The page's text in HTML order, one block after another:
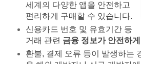
세계의 다양한 앱을 안전하고
편리하게 구매할 수 있습니다.
신용카드 번호 및 유효기간 등
거래 관련 금융 정보가 안전하
환불, 결제 오류 등이 발생하는